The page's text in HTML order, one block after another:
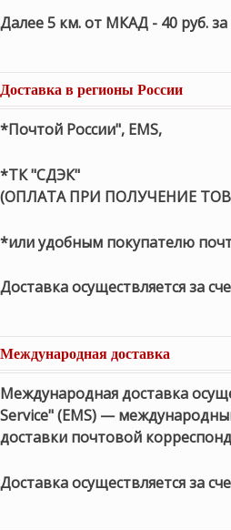
Далее 5 км. от МКАД - 40 руб. за
Доставка в регионы России
*Почтой России", EMS,
*ТК "СДЭК"
(ОПЛАТА ПРИ ПОЛУЧЕНИЕ
*или удобным покупателю
Доставка осуществляется за
Международная доставка
Международная доставка
Service" (EMS) —
доставки почтовой
Доставка осуществляется за